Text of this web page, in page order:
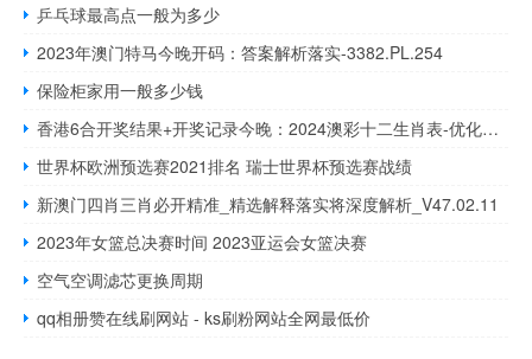
乒乓球最高点一般为多少
2023年澳门特马今晚开码：答案解析落实-3382.PL.254
保险柜家用一般多少钱
香港6合开奖结果+开奖记录今晚：2024澳彩十二生肖表-优化新业解释落实态新-1673.APP.60
世界杯欧洲预选赛2021排名 瑞士世界杯预选赛战绩
新澳门四肖三肖必开精准_精选解释落实将深度解析_V47.02.11
2023年女篮总决赛时间 2023亚运会女篮决赛
空气空调滤芯更换周期
qq相册赞在线刷网站 - ks刷粉网站全网最低价